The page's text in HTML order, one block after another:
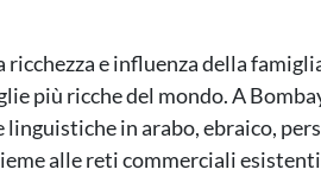
e influenza della
più ricche del mondo. A
in arabo, ebraico,
alle reti commerciali